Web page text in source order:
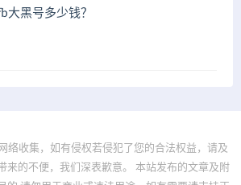
大黑号多少钱？
络收集，如有侵权若侵犯了您的合法权益，请及
来的不便，我们深表歉意。 本站发布的文章及附